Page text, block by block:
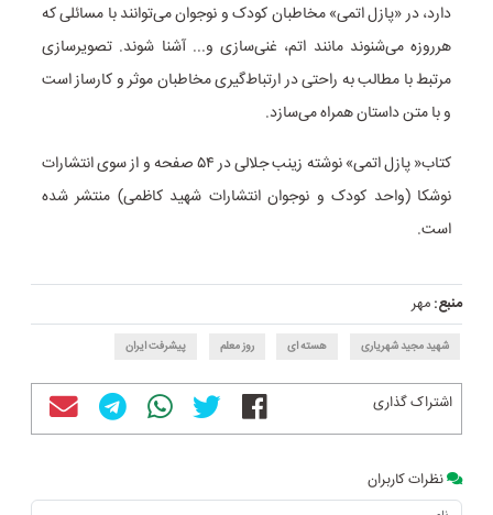
دارد، در «پازل اتمی» مخاطبان کودک و نوجوان می‌توانند با مسائلی که
هرروزه می‌شنوند مانند اتم، غنی‌سازی و... آشنا شوند. تصویرسازی
مرتبط با مطالب به راحتی در ارتباط‌گیری مخاطبان موثر و کارساز است
و با متن داستان همراه می‌سازد.
کتاب« پازل اتمی» نوشته زینب جلالی در ۵۴ صفحه و از سوی انتشارات
نوشکا (واحد کودک و نوجوان انتشارات شهید کاظمی) منتشر شده
است.
منبع:مهر
شهید مجید شهریاری هسته ای روز معلم پیشرفت ایران
اشتراک گذاری
نظرات کاربران